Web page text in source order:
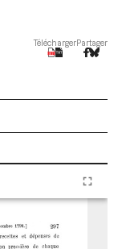
TéléchargerPartager